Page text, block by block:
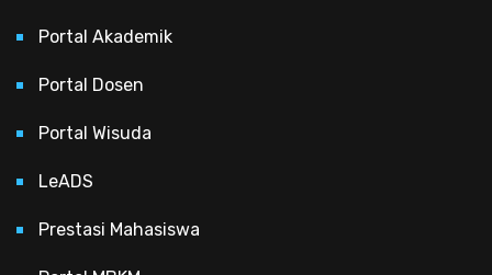
Portal Akademik
Portal Dosen
Portal Wisuda
LeADS
Prestasi Mahasiswa